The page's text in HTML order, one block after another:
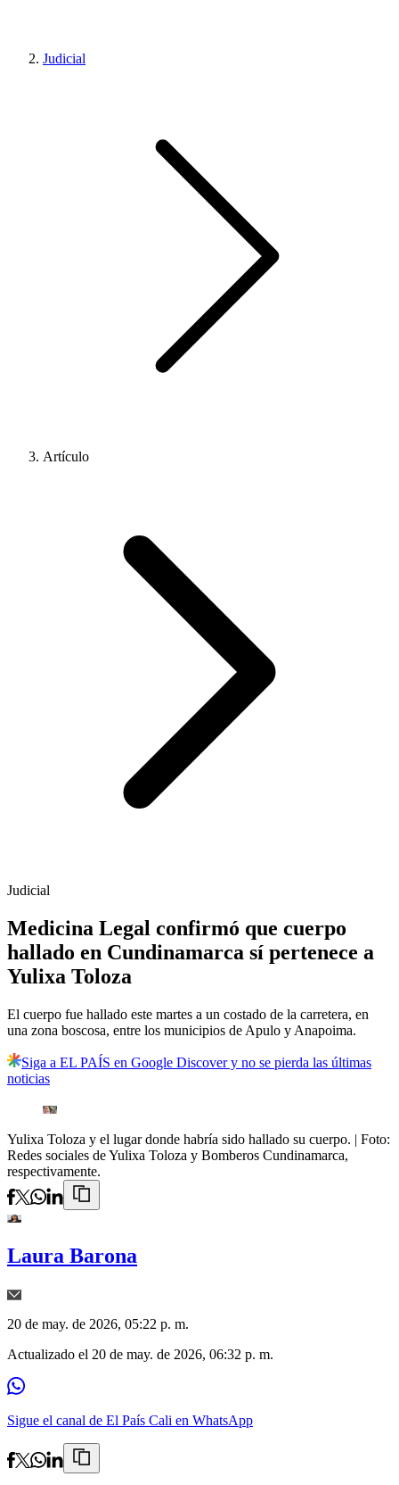
Judicial
Artículo
Judicial
Medicina Legal confirmó que cuerpo
hallado en Cundinamarca sí pertenece a
Yulixa Toloza
El cuerpo fue hallado este martes a un costado de la carretera, en
una zona boscosa, entre los municipios de Apulo y Anapoima.
Siga a EL PAÍS en Google Discover y no se pierda las últimas
noticias
Yulixa Toloza y el lugar donde habría sido hallado su cuerpo. | Foto:
Redes sociales de Yulixa Toloza y Bomberos Cundinamarca,
respectivamente.
Laura Barona
20 de may. de 2026, 05:22 p. m.
Actualizado el 20 de may. de 2026, 06:32 p. m.
Sigue el canal de El País Cali en WhatsApp